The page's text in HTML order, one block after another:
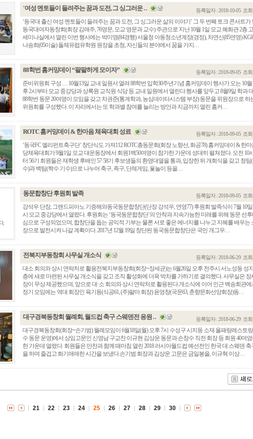
총동창회 소식
모교 소식
동창회보
영상갤러리
동문동정
동국의 창
이달의 시
회관건립기금 기부자
장학발전기금 기부자
공
연
동
'여성 멘토들이 들려주는 꿈과 도전, 그 싱그러운 . . 등록일자 : 2018-10-05 조회
‘동국대 출신 여성 멘토들이 들려주는 꿈과 도전, 그 싱그러운 삶의 이야기’ 그 두 번째 토크 콘서트가
동국대여자동창회(회장 김애주, 76영문, 모교 영문과 교수) 주관으로 지난 10월 1일 모교 혜화관 2층
세미나실에서 열린 이번 행사에는 박미영(84경행) 서울청 아동청소년계장(경정), 차연신(85연영)
나송희(05미술) 돌체유럽유학원 원장을 초청, 자신들의 분야에서 꿈을 가지. . .
88학번 홈커밍데이 “팔팔하게 모이자” 등록일자 : 2018-09-05 조회
준비위원회 구성 … 10월13일 교내 일원서 열려 88학번 입학30주년기념 홈커밍데이 행사가 오는 10월
후 2시부터 모교 중강당과 상록원 교직원 식당 등 교내 일원에서 열린다.행사를 앞두고 8월9일 학과
88학번 동문 20여명이 모임을 갖고 차권준(통계학과, 농심데이타시스템 부장) 동문을 위원장으로 하
위원회를 구성했다. 이 자리에서는 또 학과별 참여를 늘리는 방안과 지금까지 열린 홈커. . .
ROTC 홈커밍데이 & 한마음 체육대회 성료 등록일자 : 2018-09-05 조회
‘동국FC 엘리펀트축구단’ 창단식도 가져112 ROTC총동문회(회장 노향선, 화공78) 홈커밍데이 & 한
당체육대회가 9월1일 모교 대운동장에서 회원1백50여명이 참가한 가운데 성대히 펼쳐졌다. 오전 10
터 56기 회원들은 재학생 후배인 57·58기 후보생들의 환영대열을 통과, 입장한 뒤 개회식을 갖고 청팀(
수)과 백팀(짝수 기수)으로 나누어 축구, 족구, 단체게임, 윷놀이 등을. . .
동문합창단 후원회 발족 등록일자 : 2018-09-05 조회
강석우 단장, 그랜드피아노 기증해와동국동문합창단(단장 강석우, 연영77) 후원회 발족식이 7월 10일
시 모교 중강당에서 열렸다. 후원회는 ‘동국동문합창단’의 안착과 지속가능한 미래를 위해 동문 선
심으로 구성되었으며, 합창단을 돕는 공익적 기부는 물론 서로 좋은 에너지를 나누고 지혜를 배우는
장으로 발전시켜 나갈 계획이다. 2017년 12월 19일 창단된 동국동문합창단은 국민 개그우. . .
전북지부동창회 사무실 개소식 등록일자 : 2018-06-29 조회
대소 회의와 상시 연락처로 활용전북지부동창회(회장=장세균)는 6월26일 오후 전주시 서노성동 성
층에 새로 마련된 사무실 개소식을 갖고 조직 활성화에 더욱 박차를 가하기로 결의했다. 사무실은 장
장이 무상 제공했으며, 앞으로 대·소 회의와 상시 연락처로 활용된다.개소식에 이어 인근 백송회관에
정기 모임에는 역대 회장인 육기동(식공61, (주)팔마 회장) 윤영창(국문63, 춘향문화선양회장)동. . .
대구경북동창회 월례회, 월드컵 축구 스웨덴전 응원 . . 등록일자 : 2018-06-29 조회
대구경북동창회(회장=손기범) 월례모임이 6월18일(월) 오후 7시 수성구 시지동 소재 올패랑레스토
수 동문 운영)에서 상임고문인 신영남 구교찬 이규현 김상운 동문과 손창수 직전 회장 등 회원 40여
한 가운데 열렸다. 회원들은 만찬과 함께 때마침 열린 2018 러시아월드컵 예선전인 한국 대 스웨덴 축
을 하며 즐겁고 화기애애한 시간을 보냈다.손기범 회장과 김상운 고문은 금일봉을, 이규혁 이상. . .
21 22 23 24 25 26 27 28 29 30